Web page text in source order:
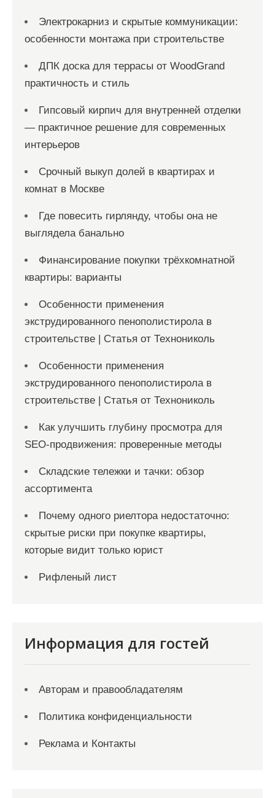
Электрокарниз и скрытые коммуникации:
особенности монтажа при строительстве
ДПК доска для террасы от WoodGrand
практичность и стиль
Гипсовый кирпич для внутренней отделки
— практичное решение для современных
интерьеров
Срочный выкуп долей в квартирах и
комнат в Москве
Где повесить гирлянду, чтобы она не
выглядела банально
Финансирование покупки трёхкомнатной
квартиры: варианты
Особенности применения
экструдированного пенополистирола в
строительстве | Статья от Технониколь
Особенности применения
экструдированного пенополистирола в
строительстве | Статья от Технониколь
Как улучшить глубину просмотра для
SEO-продвижения: проверенные методы
Складские тележки и тачки: обзор
ассортимента
Почему одного риелтора недостаточно:
скрытые риски при покупке квартиры,
которые видит только юрист
Рифленый лист
Информация для гостей
Авторам и правообладателям
Политика конфиденциальности
Реклама и Контакты